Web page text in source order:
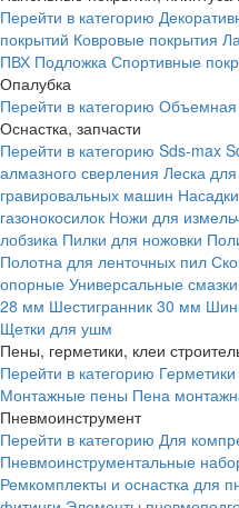
Перейти в категорию
покрытий Ковровые покрытия
ПВХ Подложка Спортивные
Опалубка
Перейти в категорию Объемная
Оснастка, запчасти
Перейти в категорию Sds-max
алмазного сверления Леска
гравировальных машин
газонокосилок Ножи для
лобзика Пилки для ножовки
Полотна для ленточных пил
опорные Универсальные смазки
28 мм Шестигранник 30 мм
Щетки для ушм
Пены, герметики, клеи
Перейти в категорию Герметики
Монтажные пены Пена
Пневмоинструмент
Перейти в категорию Для
Пневмоинструментальные
Ремкомплекты и оснастка для